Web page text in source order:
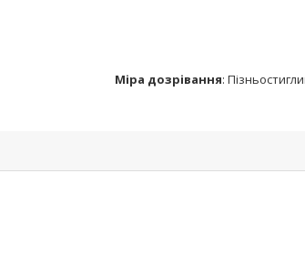
Міра дозрівання: